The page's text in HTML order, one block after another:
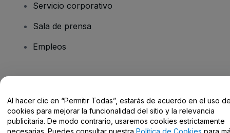
Servicio corporativo
Sala de prensa
Empleos
Centro de Ayuda / Contacto
Al hacer clic en “Permitir Todas”, estarás de acuerdo en el uso
cookies para mejorar la funcionalidad del sitio y la relevancia
publicitaria. De modo contrario, usaremos cookies estrictamente
necesarias. Puedes consultar nuestra Política de Cookies para